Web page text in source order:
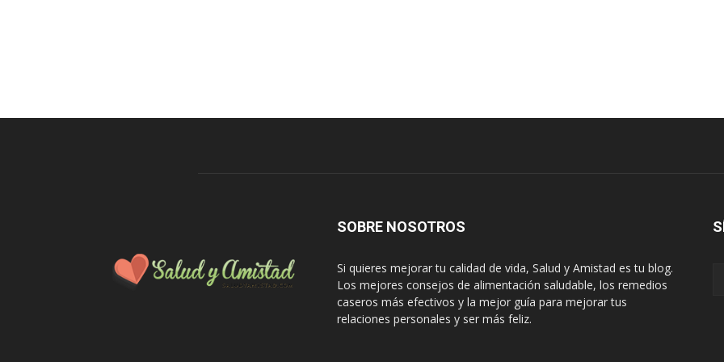
SOBRE NOSOTROS
Si quieres mejorar tu calidad de vida, Salud y Amistad es tu blog.
Los mejores consejos de alimentación saludable, los remedios
caseros más efectivos y la mejor guía para mejorar tus
relaciones personales y ser más feliz.